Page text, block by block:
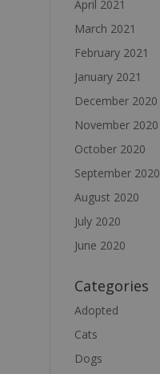
April 2021
March 2021
February 2021
January 2021
December 2020
November 2020
October 2020
September 2020
August 2020
July 2020
June 2020
Categories
Adopted
Cats
Dogs